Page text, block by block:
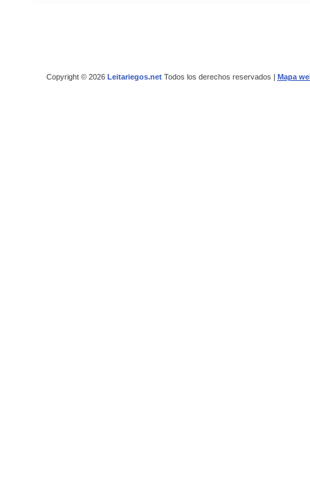
Copyright © 2026 Leitariegos.netTodos los derechos reservados | Mapa